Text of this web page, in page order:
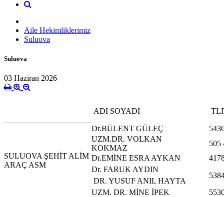
Aile Hekimliklerimiz
Suluova
Suluova
03 Haziran 2026
ADI SOYADI
SULUOVA ŞEHİT ALİM
ARAÇ ASM
Dr.BÜLENT GÜLEÇ
UZM.DR. VOLKAN
KOKMAZ
505
Dr.EMİNE ESRA AYKAN
Dr. FARUK AYDIN
DR. YUSUF ANIL HAYTA
UZM. DR. MİNE İPEK